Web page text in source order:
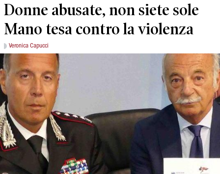
Donne abusate, non siete sole
Mano tesa contro la violenza
Veronica Capucci